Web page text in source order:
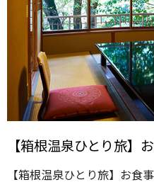
【箱根温泉ひとり旅】
【箱根温泉ひとり旅】お食